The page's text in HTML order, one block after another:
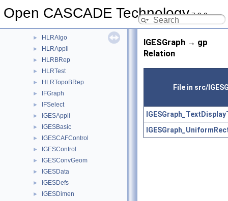
Open CASCADE Technology7.9.0
HeaderSection
► HLRAlgo
► HLRAppli
► HLRBRep
► HLRTest
► HLRTopoBRep
► IFGraph
► IFSelect
► IGESAppli
► IGESBasic
► IGESCAFControl
► IGESControl
► IGESConvGeom
► IGESData
► IGESDefs
► IGESDimen
IGESGraph → gp
Relation
File in src/